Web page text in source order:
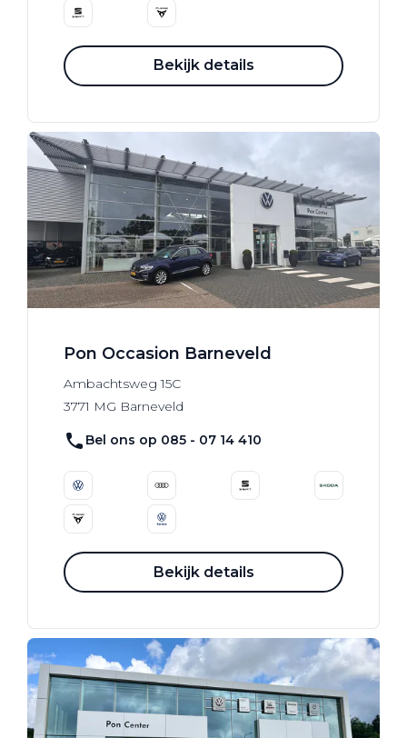
Bekijk details
Pon Occasion Barneveld
Ambachtsweg 15C
3771 MG Barneveld
Bel ons op 085 - 07 14 410
Bekijk details